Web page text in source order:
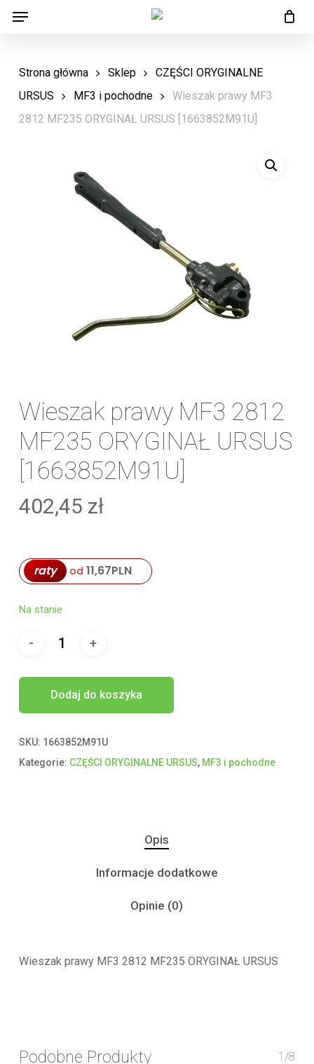
Skip
content
Menu
Strona główna Sklep
CZĘŚCI ORYGINALNE
URSUS
MF3 i pochodne
Wieszak prawy MF3
2812 MF235 ORYGINAŁ URSUS [1663852M91U]
Wieszak prawy MF3 2812
MF235 ORYGINAŁ URSUS
[1663852M91U]
402,45 zł
raty od 11,67PLN
Na stanie
Dodaj do koszyka
SKU: 1663852M91U
Kategorie: CZĘŚCI ORYGINALNE URSUS, MF3 i pochodne
Opis
Informacje dodatkowe
Opinie (0)
Wieszak prawy MF3 2812 MF235 ORYGINAŁ URSUS
Podobne Produkty 1/8
Menu